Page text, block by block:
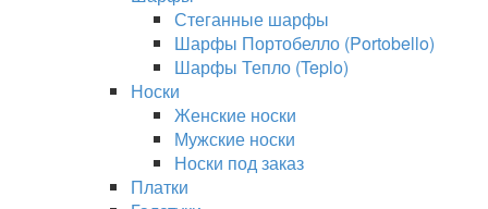
Стеганные шарфы
Шарфы Портобелло (Portobello)
Шарфы Тепло (Teplo)
Носки
Женские носки
Мужские носки
Носки под заказ
Платки